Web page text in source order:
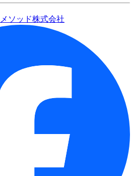
ソッド株式会社